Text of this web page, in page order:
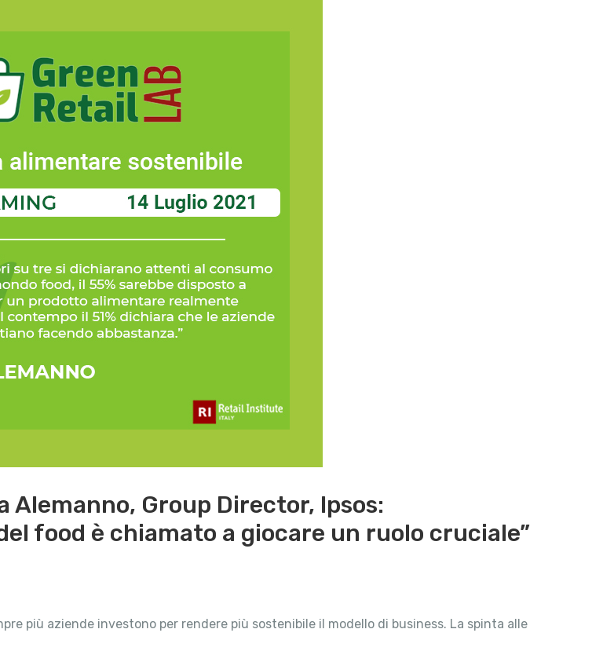
Alemanno, Group Director, Ipsos:
food è chiamato a giocare un ruolo cruciale”
più aziende investono per rendere più sostenibile il modello di business. La spinta alle